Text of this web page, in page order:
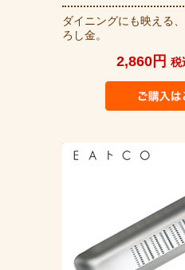
ダイニングにも映える
ろし金。
2,860円 税